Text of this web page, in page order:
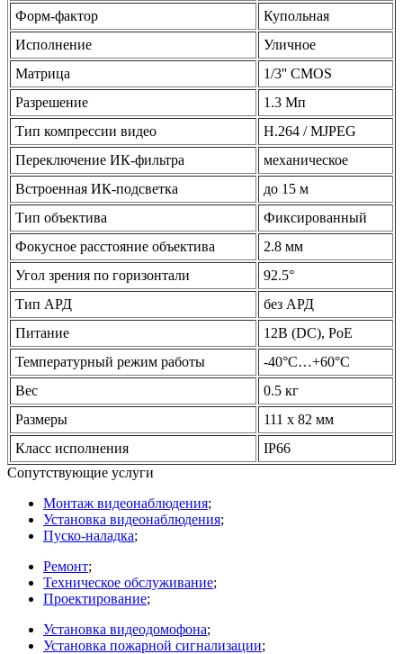
Форм-фактор
Купольная
Исполнение
Уличное
Матрица
1/3'' CMOS
Разрешение
1.3 Мп
Тип компрессии видео
H.264 / MJPEG
Переключение ИК-фильтра
механическое
Встроенная ИК-подсветка
до 15 м
Тип объектива
Фиксированный
Фокусное расстояние объектива
2.8 мм
Угол зрения по горизонтали
92.5°
Тип АРД
без АРД
Питание
12В (DC), PoE
Температурный режим работы
-40°С…+60°С
Вес
0.5 кг
Размеры
111 x 82 мм
Класс исполнения
IP66
Сопутствующие услуги
Монтаж видеонаблюдения;
Установка видеонаблюдения;
Пуско-наладка;
Ремонт;
Техническое обслуживание;
Проектирование;
Установка видеодомофона;
Установка пожарной сигнализации;